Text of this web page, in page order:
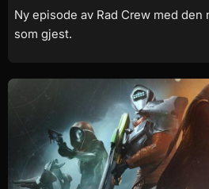
Ny episode av Rad Crew med den
som gjest.